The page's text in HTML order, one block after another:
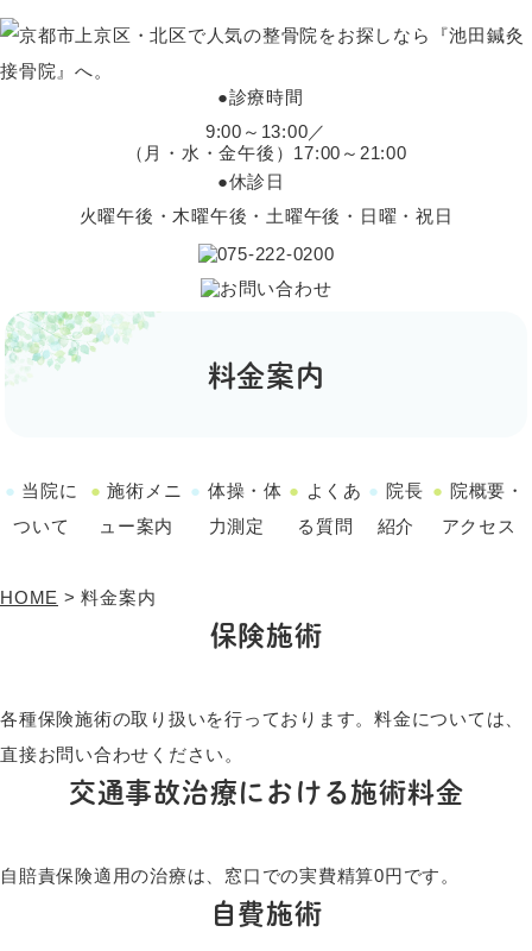
●診療時間
9:00～13:00／
（月・水・金午後）17:00～21:00
●休診日
火曜午後・木曜午後・土曜午後・日曜・祝日
料金案内
当院に
ついて
施術メニ
ュー案内
体操・体
力測定
よくあ
る質問
院長
紹介
院概要・
アクセス
HOME >料金案内
保険施術
各種保険施術の取り扱いを行っております。料金については、
直接お問い合わせください。
交通事故治療における施術料金
自賠責保険適用の治療は、窓口での実費精算0円です。
自費施術